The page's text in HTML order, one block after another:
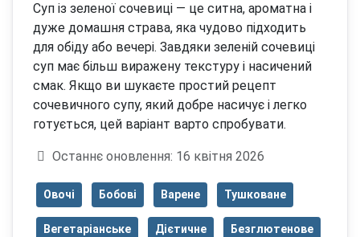
Суп із зеленої сочевиці — це ситна, ароматна і
дуже домашня страва, яка чудово підходить
для обіду або вечері. Завдяки зеленій сочевиці
суп має більш виражену текстуру і насичений
смак. Якщо ви шукаєте простий рецепт
сочевичного супу, який добре насичує і легко
готується, цей варіант варто спробувати.
Деталі
Останнє оновлення: 16 квітня 2026
Овочі Бобові Варене Тушковане
Вегетаріанське Дієтичне Безглютенове